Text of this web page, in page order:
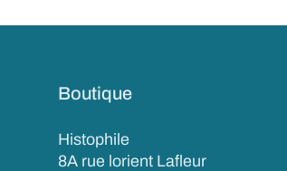
Boutique
Histophile
8A rue lorient Lafleur